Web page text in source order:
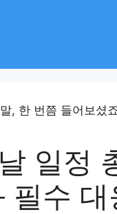
일정
필수